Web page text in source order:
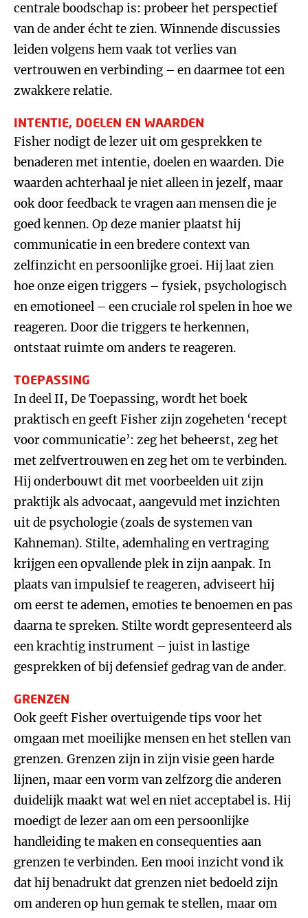
centrale boodschap is: probeer het perspectief
van de ander écht te zien. Winnende discussies
leiden volgens hem vaak tot verlies van
vertrouwen en verbinding – en daarmee tot een
zwakkere relatie.
INTENTIE, DOELEN EN WAARDEN
Fisher nodigt de lezer uit om gesprekken te
benaderen met intentie, doelen en waarden. Die
waarden achterhaal je niet alleen in jezelf, maar
ook door feedback te vragen aan mensen die je
goed kennen. Op deze manier plaatst hij
communicatie in een bredere context van
zelfinzicht en persoonlijke groei. Hij laat zien
hoe onze eigen triggers – fysiek, psychologisch
en emotioneel – een cruciale rol spelen in hoe we
reageren. Door die triggers te herkennen,
ontstaat ruimte om anders te reageren.
TOEPASSING
In deel II, De Toepassing, wordt het boek
praktisch en geeft Fisher zijn zogeheten ‘recept
voor communicatie’: zeg het beheerst, zeg het
met zelfvertrouwen en zeg het om te verbinden.
Hij onderbouwt dit met voorbeelden uit zijn
praktijk als advocaat, aangevuld met inzichten
uit de psychologie (zoals de systemen van
Kahneman). Stilte, ademhaling en vertraging
krijgen een opvallende plek in zijn aanpak. In
plaats van impulsief te reageren, adviseert hij
om eerst te ademen, emoties te benoemen en pas
daarna te spreken. Stilte wordt gepresenteerd als
een krachtig instrument – juist in lastige
gesprekken of bij defensief gedrag van de ander.
GRENZEN
Ook geeft Fisher overtuigende tips voor het
omgaan met moeilijke mensen en het stellen van
grenzen. Grenzen zijn in zijn visie geen harde
lijnen, maar een vorm van zelfzorg die anderen
duidelijk maakt wat wel en niet acceptabel is. Hij
moedigt de lezer aan om een persoonlijke
handleiding te maken en consequenties aan
grenzen te verbinden. Een mooi inzicht vond ik
dat hij benadrukt dat grenzen niet bedoeld zijn
om anderen op hun gemak te stellen, maar om